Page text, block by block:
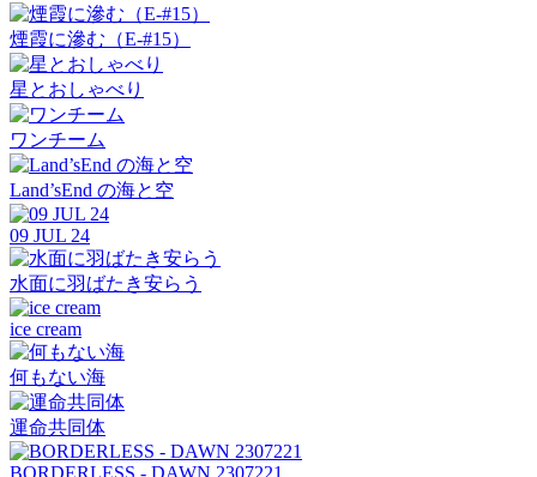
煙霞に滲む（E-#15）
星とおしゃべり
ワンチーム
Land’sEnd の海と空
09 JUL 24
水面に羽ばたき安らう
ice cream
何もない海
運命共同体
BORDERLESS - DAWN 2307221